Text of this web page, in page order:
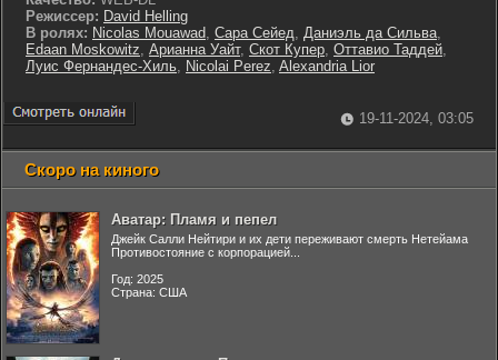
Режиссер: David Helling
В ролях: Nicolas Mouawad, Сара Сейед, Даниэль да Сильва,
Edaan Moskowitz, Арианна Уайт, Скот Купер, Оттавио Таддей,
Луис Фернандес-Хиль, Nicolai Perez, Alexandria Lior
19-11-2024, 03:05
Скоро на киного
Аватар: Пламя и пепел
Джейк Салли Нейтири и их дети переживают смерть Нетейама
Противостояние с корпорацией...
Год: 2025
Страна: США